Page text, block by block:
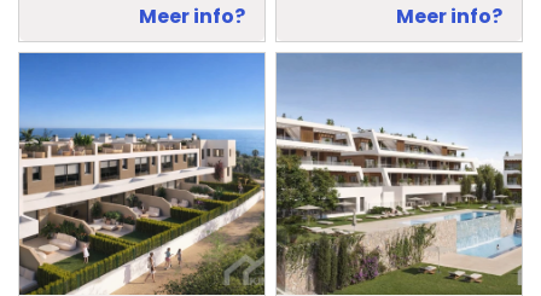
Meer info?
Meer info?